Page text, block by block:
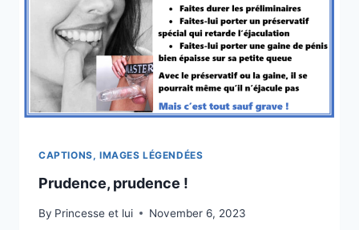
CAPTIONS, IMAGES LÉGENDÉES
Prudence, prudence !
By Princesse et lui November 6, 2023